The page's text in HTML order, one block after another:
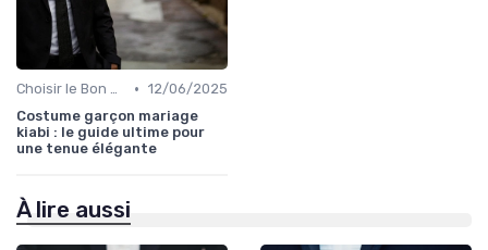
Choisir le Bon Costume • 12/06/2025
Costume garçon mariage
kiabi : le guide ultime pour
une tenue élégante
À lire aussi